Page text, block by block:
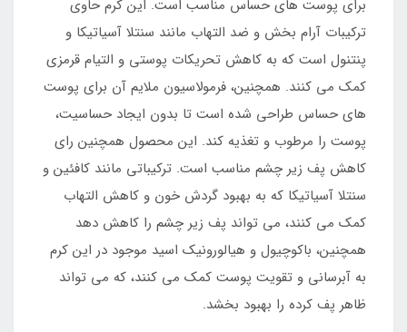
برای پوست های حساس مناسب است. این کرم حاوی
ترکیبات آرام بخش و ضد التهاب مانند سنتلا آسیاتیکا و
پنتنول است که به کاهش تحریکات پوستی و التیام قرمزی
کمک می کنند. همچنین، فرمولاسیون ملایم آن برای پوست
های حساس طراحی شده است تا بدون ایجاد حساسیت،
پوست را مرطوب و تغذیه کند. این محصول همچنین رای
کاهش پف زیر چشم مناسب است. ترکیباتی مانند کافئین و
سنتلا آسیاتیکا که به بهبود گردش خون و کاهش التهاب
کمک می کنند، می تواند پف زیر چشم را کاهش دهد
همچنین، باکوچیول و هیالورونیک اسید موجود در این کرم
به آبرسانی و تقویت پوست کمک می کنند، که می تواند
ظاهر پف کرده را بهبود بخشد.